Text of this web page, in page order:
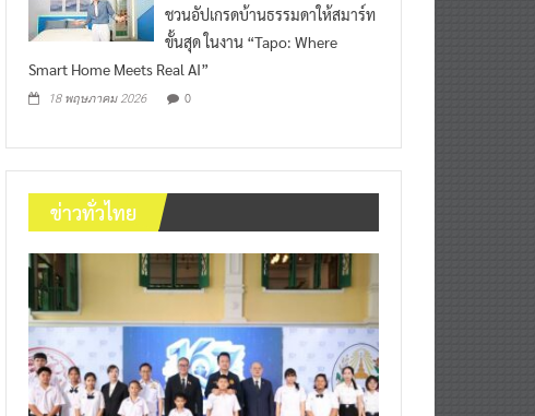
ชวนอัปเกรดบ้านธรรมดาให้สมาร์ท
ขั้นสุด ในงาน “Tapo: Where
Smart Home Meets Real AI”
18 พฤษภาคม 2026 0
ข่าวทั่วไทย